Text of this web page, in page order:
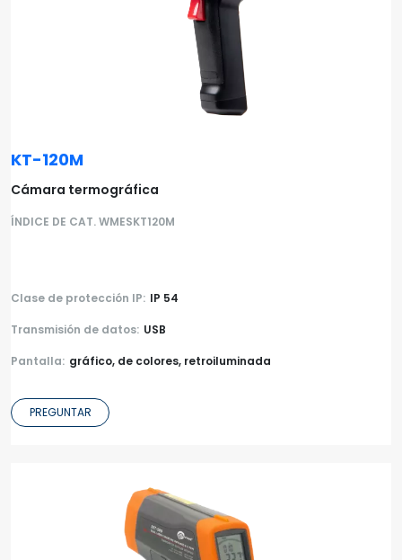
KT-120M
Cámara termográfica
ÍNDICE DE CAT. WMESKT120M
Clase de protección IP: IP 54
Transmisión de datos: USB
Pantalla: gráfico, de colores, retroiluminada
PREGUNTAR